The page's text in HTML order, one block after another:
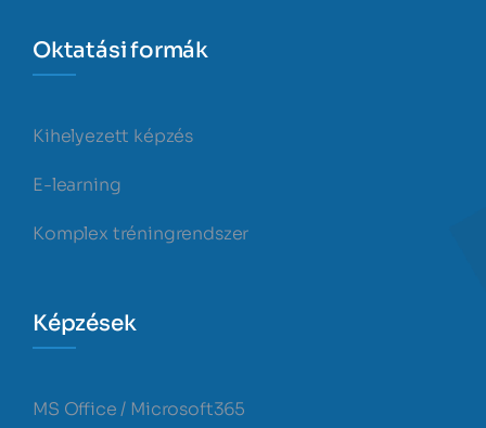
Oktatási formák
Kihelyezett képzés
E-learning
Komplex tréningrendszer
Képzések
MS Office / Microsoft365